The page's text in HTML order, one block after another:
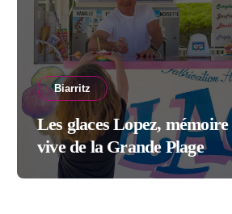
Biarritz
Les glaces Lopez, mémoire
vive de la Grande Plage